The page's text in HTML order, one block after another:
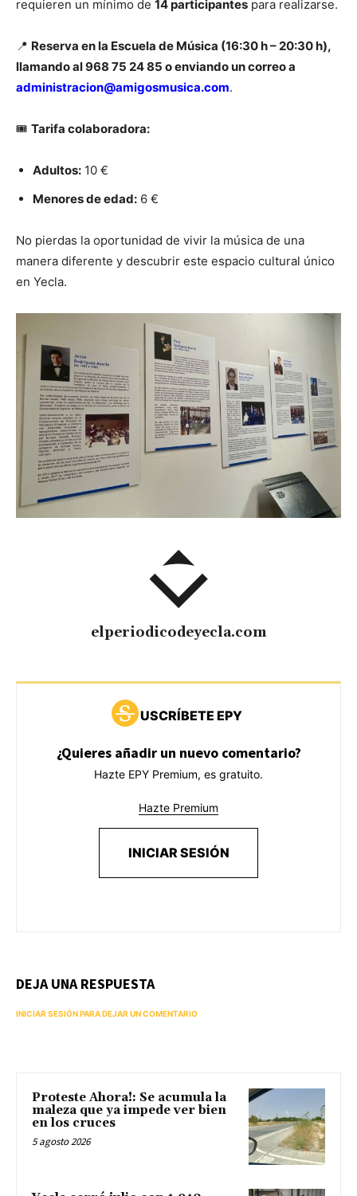
requieren un mínimo de 14 participantes para realizarse.
📍 Reserva en la Escuela de Música (16:30 h – 20:30 h),
llamando al 968 75 24 85 o enviando un correo a
administracion@amigosmusica.com.
🎟️ Tarifa colaboradora:
Adultos: 10 €
Menores de edad: 6 €
No pierdas la oportunidad de vivir la música de una
manera diferente y descubrir este espacio cultural único
en Yecla.
elperiodicodeyecla.com
USCRÍBETE EPY
¿Quieres añadir un nuevo comentario?
Hazte EPY Premium, es gratuito.
Hazte Premium
INICIAR SESIÓN
DEJA UNA RESPUESTA
INICIAR SESIÓN PARA DEJAR UN COMENTARIO
Proteste Ahora!: Se acumula la
maleza que ya impede ver bien
en los cruces
5 agosto 2026